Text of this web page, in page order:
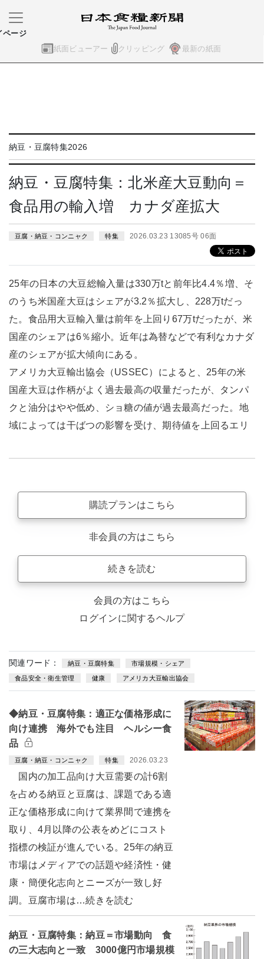
紙面ビューアー クリッピング 最新の紙面
ページ
納豆・豆腐特集2026
納豆・豆腐特集：北米産大豆動向＝
食品用の輸入増 カナダ産拡大
豆腐・納豆・コンニャク 特集 2026.03.23 13085号 06面
25年の日本の大豆総輸入量は330万tと前年比4.4％増、そ
のうち米国産大豆はシェアが3.2％拡大し、228万tだっ
た。食品用大豆輸入量は前年を上回り67万tだったが、米
国産のシェアは6％縮小。近年は為替などで有利なカナダ
産のシェアが拡大傾向にある。
アメリカ大豆輸出協会（USSEC）によると、25年の米
国産大豆は作柄がよく過去最高の収量だったが、タンパ
クと油分はやや低め、ショ糖の値が過去最高だった。地
域によっては干ばつの影響を受け、期待値を上回るエリ
購読プランはこちら
非会員の方はこちら
続きを読む
会員の方はこちら
ログインに関するヘルプ
関連ワード： 納豆・豆腐特集 市場規模・シェア
食品安全・衛生管理 健康 アメリカ大豆輸出協会
◆納豆・豆腐特集：適正な価格形成に
向け連携 海外でも注目 ヘルシー食
品
豆腐・納豆・コンニャク 特集 2026.03.23
国内の加工品向け大豆需要の計6割
を占める納豆と豆腐は、課題である適
正な価格形成に向けて業界間で連携を
取り、4月以降の公表をめどにコスト
指標の検証が進んでいる。25年の納豆
市場はメディアでの話題や経済性・健
康・簡便化志向とニーズが一致し好
調。豆腐市場は…続きを読む
納豆・豆腐特集：納豆＝市場動向 食
の三大志向と一致 3000億円市場規模